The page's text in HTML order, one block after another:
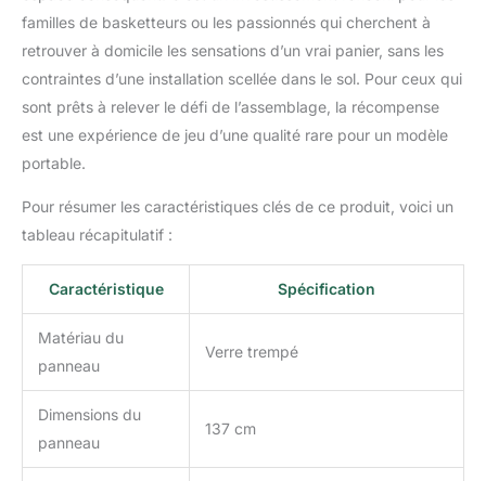
familles de basketteurs ou les passionnés qui cherchent à
retrouver à domicile les sensations d’un vrai panier, sans les
contraintes d’une installation scellée dans le sol. Pour ceux qui
sont prêts à relever le défi de l’assemblage, la récompense
est une expérience de jeu d’une qualité rare pour un modèle
portable.
Pour résumer les caractéristiques clés de ce produit, voici un
tableau récapitulatif :
Caractéristique Spécification
Matériau du
panneau
Verre trempé
Dimensions du
panneau
137 cm